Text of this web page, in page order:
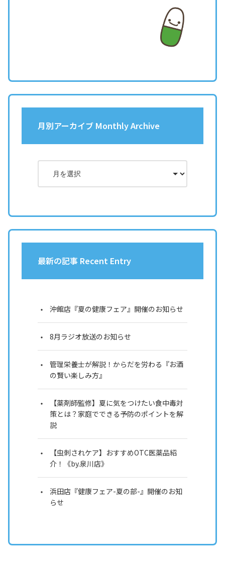
月別アーカイブ Monthly Archive
最新の記事 Recent Entry
沖館店『夏の健康フェア』開催のお知らせ
8月ラジオ放送のお知らせ
管理栄養士が解説！からだを労わる『お酒
の賢い楽しみ方』
【薬剤師監修】夏に気をつけたい食中毒対
策とは？家庭でできる予防のポイントを解
説
【虫刺されケア】おすすめOTC医薬品紹
介！《by.泉川店》
浜田店『健康フェア-夏の部-』開催のお知
らせ